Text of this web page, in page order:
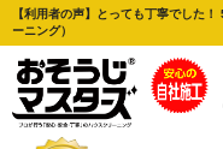
【利用者の声】とっても丁寧でした
ーニング）